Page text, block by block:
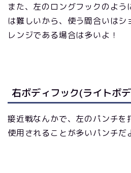
また、左のロングフックのよう
は難しいから、使う間合いはシ
レンジである場合は多いよ！
右ボディフック(ライトボ
接近戦なんかで、左のパンチを
使用されることが多いパンチだ